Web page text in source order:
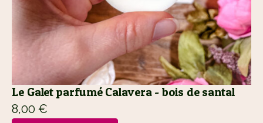
Le Galet parfumé Calavera - bois de santal
8,00 €